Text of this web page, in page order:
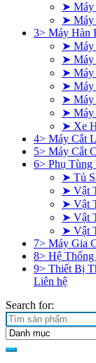
➤ Máy
➤ Máy
3> Máy Hàn
➤ Máy
➤ Máy
➤ Máy
➤ Máy
➤ Máy
➤ Máy
➤ Xe
4> Máy Cắt
5> Máy Cắt
6> Phụ
➤ Tủ
➤ Vật
➤ Vật
➤ Vật
➤ Vật
7> Máy Gia
8> Hệ
9> Thiết Bị
Liên hệ
Search for: